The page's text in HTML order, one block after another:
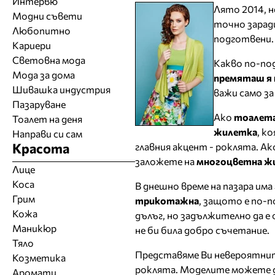
Лято 2014,
точно
подготвени.
Какво по-
премяташ я
важи само
Ако
жилетка ,
главния акцент - роклята.
заложете намногоцветна
В днешно време на пазара
трикотажна , защото е по-
дълъг, но задължително да
не би била добро съчетание.
Представяме Ви
роклята. Моделите можете
Модни съвети
Любопитно
Кариери
Световна мода
Мода за дома
Шивашка индустрия
Пазаруване
Тоалет на деня
Направи си сам
Красота
Лице
Коса
Грим
Кожа
Маникюр
Тяло
Козметика
Аромати